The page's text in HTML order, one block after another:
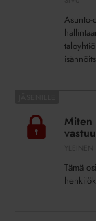
Asunto-
kehität
yrityksesi
toiminnan
Miten
Tämä